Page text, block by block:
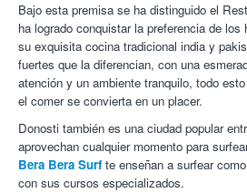
Bajo esta premisa se ha distinguido el
ha logrado conquistar la preferencia de
su exquisita cocina tradicional india y
fuertes que la diferencian, con una
atención y un ambiente tranquilo, todo
el comer se convierta en un placer.
Donosti también es una ciudad popular
aprovechan cualquier momento para
Bera Bera Surfte enseñan a surfear
con sus cursos especializados.